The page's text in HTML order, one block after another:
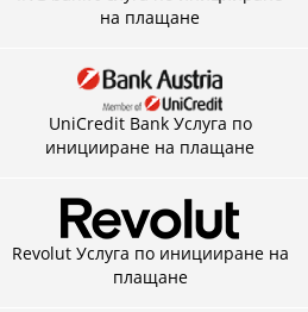
на плащане
UniCredit Bank Услуга по
иницииране на плащане
Revolut Услуга по иницииране на
плащане